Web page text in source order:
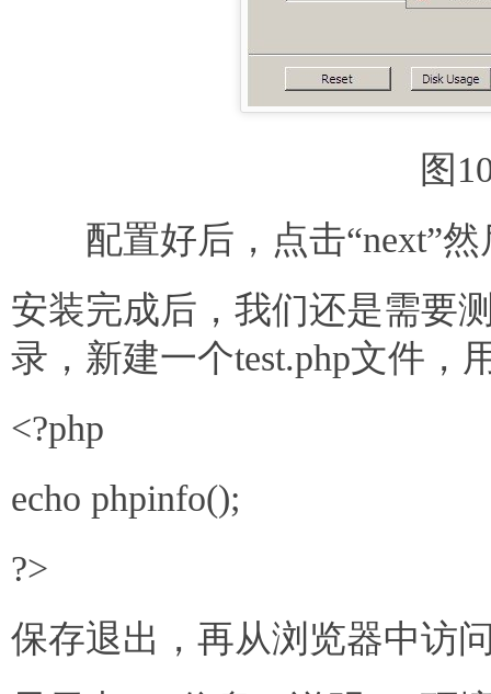
图
配置好后，点击“next”然
安装完成后，我们还是需要
录，新建一个test.php文件，
<?php
echo phpinfo();
?>
保存退出，再从浏览器中访问